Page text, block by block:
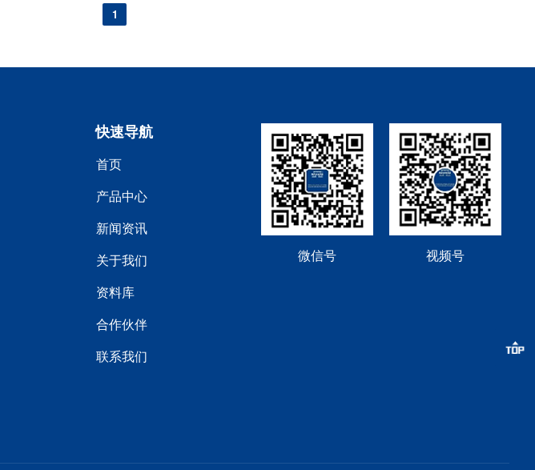
1
快速导航
首页
产品中心
新闻资讯
关于我们
资料库
合作伙伴
联系我们
微信号 视频号